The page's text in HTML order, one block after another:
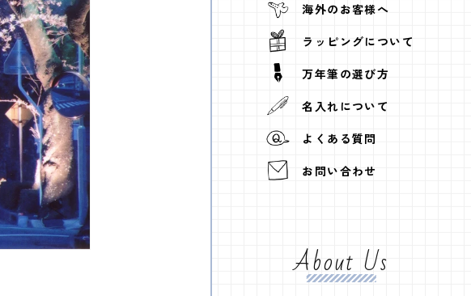
海外のお客様へ
ラッピングについて
万年筆の選び方
名入れについて
よくある質問
お問い合わせ
About Us